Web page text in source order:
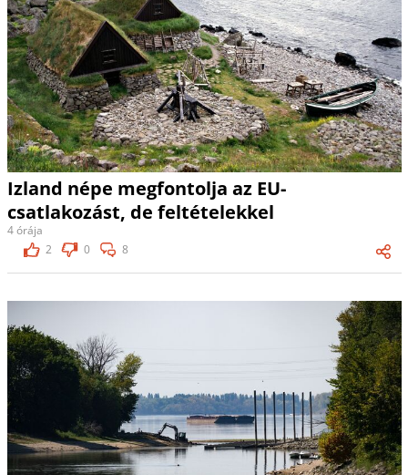
Izland népe megfontolja az EU-
csatlakozást, de feltételekkel
4 órája
2
0 8